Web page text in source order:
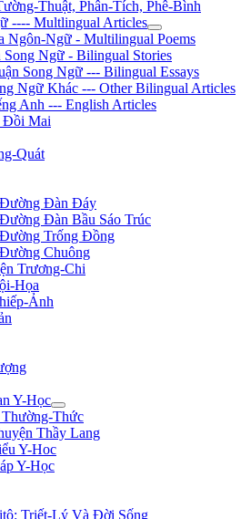
Thuật, Phân-Tích, Phê-Bình
---- Multlingual Articles
Ngôn-Ngữ - Multilingual Poems
Song Ngữ - Bilingual Stories
Song Ngữ --- Bilingual Essays
Ngữ Khác --- Other Bilingual Articles
Anh --- English Articles
Đồi Mai
Quát
Đàn Đáy
Đàn Bầu Sáo Trúc
Trống Đồng
Chuông
Trương-Chi
Họa
Ảnh
Y-Học
Thức
Thầy Lang
Y-Hoc
Y-Học
Triết-Lý Và Đời Sống